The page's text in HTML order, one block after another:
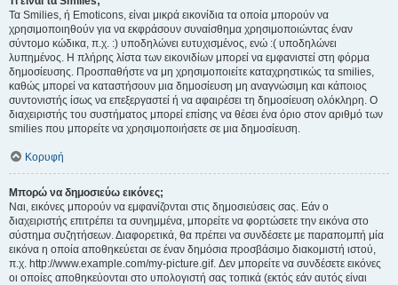
Τα Smilies, ή Emoticons, είναι μικρά εικονίδια τα οποία μπορούν να
χρησιμοποιηθούν για να εκφράσουν συναίσθημα χρησιμοποιώντας έναν
σύντομο κώδικα, π.χ. :) υποδηλώνει ευτυχισμένος, ενώ :( υποδηλώνει
λυπημένος. Η πλήρης λίστα των εικονιδίων μπορεί να εμφανιστεί στη φόρμα
δημοσίευσης. Προσπαθήστε να μη χρησιμοποιείτε καταχρηστικώς τα smilies,
καθώς μπορεί να καταστήσουν μια δημοσίευση μη αναγνώσιμη και κάποιος
συντονιστής ίσως να επεξεργαστεί ή να αφαιρέσει τη δημοσίευση ολόκληρη. Ο
διαχειριστής του συστήματος μπορεί επίσης να θέσει ένα όριο στον αριθμό των
smilies που μπορείτε να χρησιμοποιήσετε σε μια δημοσίευση.
Κορυφή
Μπορώ να δημοσιεύω εικόνες;
Ναι, εικόνες μπορούν να εμφανίζονται στις δημοσιεύσεις σας. Εάν ο
διαχειριστής επιτρέπει τα συνημμένα, μπορείτε να φορτώσετε την εικόνα στο
σύστημα συζητήσεων. Διαφορετικά, θα πρέπει να συνδέσετε με παραπομπή μία
εικόνα η οποία αποθηκεύεται σε έναν δημόσια προσβάσιμο διακομιστή ιστού,
π.χ. http://www.example.com/my-picture.gif. Δεν μπορείτε να συνδέσετε εικόνες
οι οποίες αποθηκεύονται στο υπολογιστή σας τοπικά (εκτός εάν αυτός είναι